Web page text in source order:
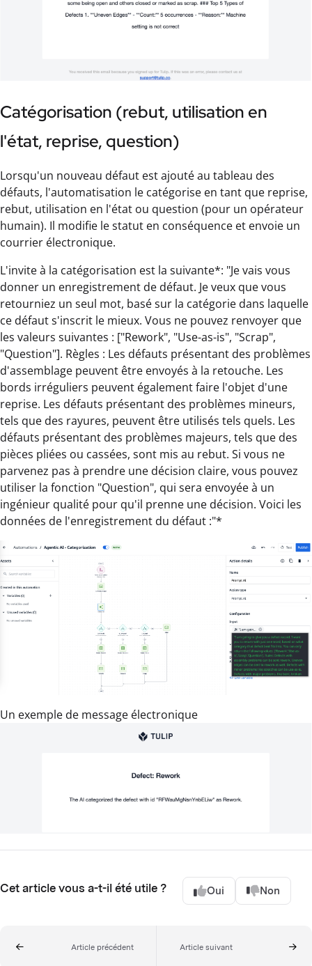
Catégorisation (rebut, utilisation en
l'état, reprise, question)
Lorsqu'un nouveau défaut est ajouté au tableau des
défauts, l'automatisation le catégorise en tant que reprise,
rebut, utilisation en l'état ou question (pour un opérateur
humain). Il modifie le statut en conséquence et envoie un
courrier électronique.
L'invite à la catégorisation est la suivante*: "Je vais vous
donner un enregistrement de défaut. Je veux que vous
retourniez un seul mot, basé sur la catégorie dans laquelle
ce défaut s'inscrit le mieux. Vous ne pouvez renvoyer que
les valeurs suivantes : ["Rework", "Use-as-is", "Scrap",
"Question"]. Règles : Les défauts présentant des problèmes
d'assemblage peuvent être envoyés à la retouche. Les
bords irréguliers peuvent également faire l'objet d'une
reprise. Les défauts présentant des problèmes mineurs,
tels que des rayures, peuvent être utilisés tels quels. Les
défauts présentant des problèmes majeurs, tels que des
pièces pliées ou cassées, sont mis au rebut. Si vous ne
parvenez pas à prendre une décision claire, vous pouvez
utiliser la fonction "Question", qui sera envoyée à un
ingénieur qualité pour qu'il prenne une décision. Voici les
données de l'enregistrement du défaut :"*
Un exemple de message électronique
Cet article vous a-t-il été utile ? Oui Non
Article précédent Article suivant